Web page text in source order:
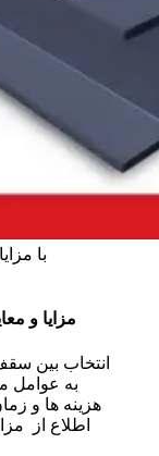
با
مزایا و
انتخاب بین
به عوامل
هزینه ها و
اطلاع از